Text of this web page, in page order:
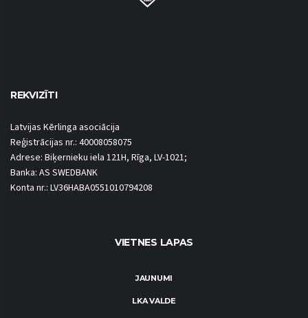
REKVIZĪTI
Latvijas Kērlinga asociācija
Reģistrācijas nr.: 40008058075
Adrese: Biķernieku iela 121H, Rīga, LV-1021;
Banka: AS SWEDBANK
Konta nr.: LV36HABA0551010794208
VIETNES LAPAS
JAUNUMI
LKA VALDE